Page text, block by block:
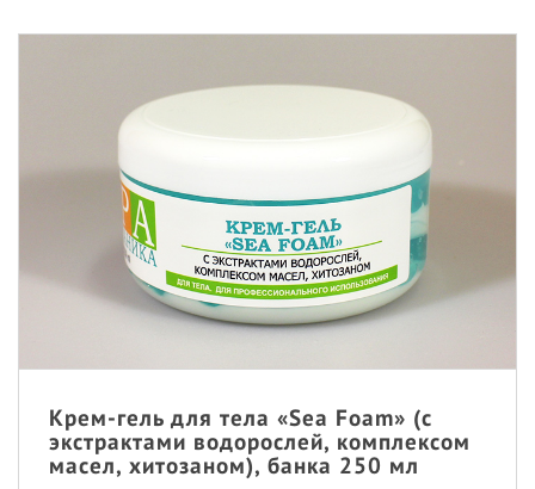
Крем-гель для тела «Sea Foam» (с
экстрактами водорослей, комплексом
масел, хитозаном), банка 250 мл